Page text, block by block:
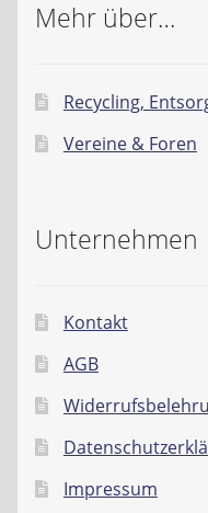
Mehr über…
Recycling,
Vereine & Foren
Unternehmen
Kontakt
AGB
Impressum